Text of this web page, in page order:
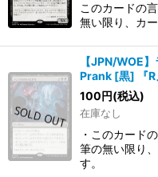
このカードの
無い限り、カ
【JPN/WOE
Prank [黒] 『
100円(税込)
在庫なし
・このカード
筆の無い限り
す。